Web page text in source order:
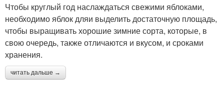
Чтобы круглый год наслаждаться свежими яблоками,
необходимо яблок дляи выделить достаточную площадь,
чтобы выращивать хорошие зимние сорта, которые, в
свою очередь, также отличаются и вкусом, и сроками
хранения.
читать дальше →